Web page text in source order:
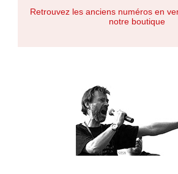
Retrouvez les anciens numéros en
notre boutique